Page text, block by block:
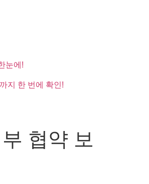
눈에!
지 한 번에 확인!
협약 보